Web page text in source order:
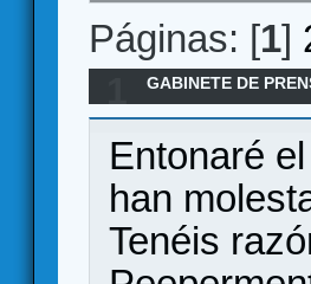
Páginas: [1]
GABINETE DE
War, en español
Entonaré
han
Tenéis